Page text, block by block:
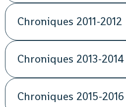
Chroniques 2011-2012
Chroniques 2013-2014
Chroniques 2015-2016